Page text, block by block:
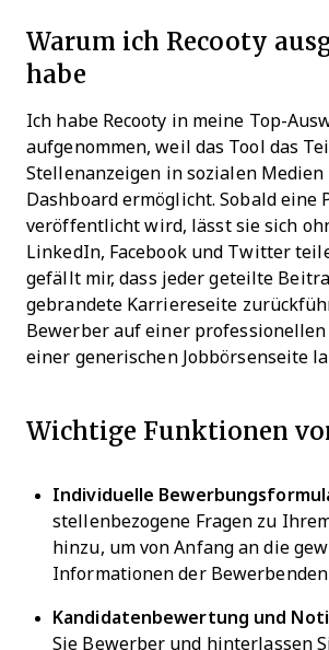
Warum ich Recooty
habe
Ich habe Recooty in meine Top-
aufgenommen, weil das Tool das
Stellenanzeigen in sozialen
Dashboard ermöglicht. Sobald eine
veröffentlicht wird, lässt sie sich
LinkedIn, Facebook und Twitter
gefällt mir, dass jeder geteilte
gebrandete Karriereseite
Bewerber auf einer
einer generischen Jobbörsenseite
Wichtige Funktionen
Individuelle
stellenbezogene Fragen zu
hinzu, um von Anfang an die
Informationen der Bewerbenden
Kandidatenbewertung und
Sie Bewerber und hinterlassen